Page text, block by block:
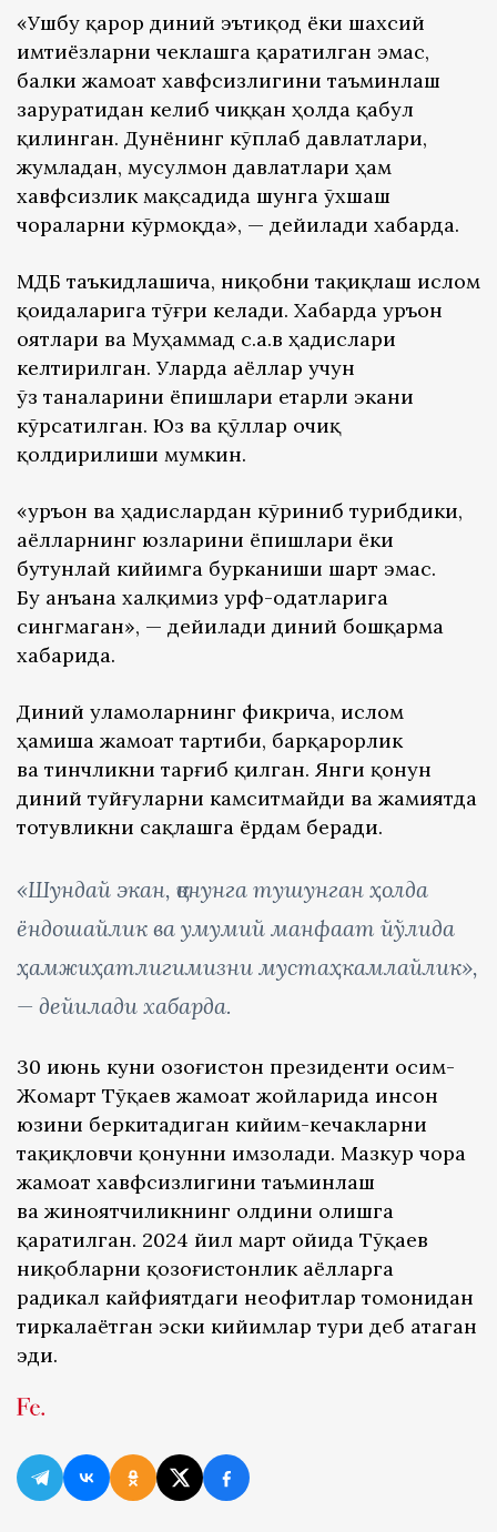
«Ушбу қарор диний эътиқод ёки шахсий
имтиёзларни чеклашга қаратилган эмас,
балки жамоат хавфсизлигини таъминлаш
заруратидан келиб чиққан ҳолда қабул
қилинган. Дунёнинг кўплаб давлатлари,
жумладан, мусулмон давлатлари ҳам
хавфсизлик мақсадида шунга ўхшаш
чораларни кўрмоқда», — дейилади хабарда.
ҚМДБ таъкидлашича, ниқобни тақиқлаш ислом
қоидаларига тўғри келади. Хабарда Қуръон
оятлари ва Муҳаммад с.а.в ҳадислари
келтирилган. Уларда аёллар учун
ўз таналарини ёпишлари етарли экани
кўрсатилган. Юз ва қўллар очиқ
қолдирилиши мумкин.
«Қуръон ва ҳадислардан кўриниб турибдики,
аёлларнинг юзларини ёпишлари ёки
бутунлай кийимга бурканиши шарт эмас.
Бу анъана халқимиз урф-одатларига
сингмаган», — дейилади диний бошқарма
хабарида.
Диний уламоларнинг фикрича, ислом
ҳамиша жамоат тартиби, барқарорлик
ва тинчликни тарғиб қилган. Янги қонун
диний туйғуларни камситмайди ва жамиятда
тотувликни сақлашга ёрдам беради.
«Шундай экан, қонунга тушунган ҳолда
ёндошайлик ва умумий манфаат йўлида
ҳамжиҳатлигимизни мустаҳкамлайлик»,
— дейилади хабарда.
30 июнь куни Қозоғистон президенти Қосим-
Жомарт Тўқаев жамоат жойларида инсон
юзини беркитадиган кийим-кечакларни
тақиқловчи қонунни имзолади. Мазкур чора
жамоат хавфсизлигини таъминлаш
ва жиноятчиликнинг олдини олишга
қаратилган. 2024 йил март ойида Тўқаев
ниқобларни қозоғистонлик аёлларга
радикал кайфиятдаги неофитлар томонидан
тиркалаётган эски кийимлар тури деб атаган
эди.